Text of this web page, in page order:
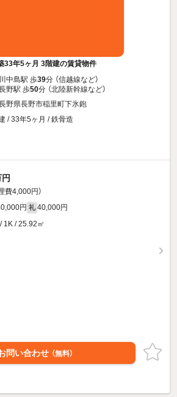
33年5ヶ月 3階建の賃貸物件
川中島駅 歩39分 （信越線など）
野駅 歩50分 （北陸新幹線など）
野県長野市稲里町下氷鉋
/ 33年5ヶ月 / 鉄骨造
費4,000円）
円 礼 40,000円
1K / 25.92㎡
問い合わせ （無料）